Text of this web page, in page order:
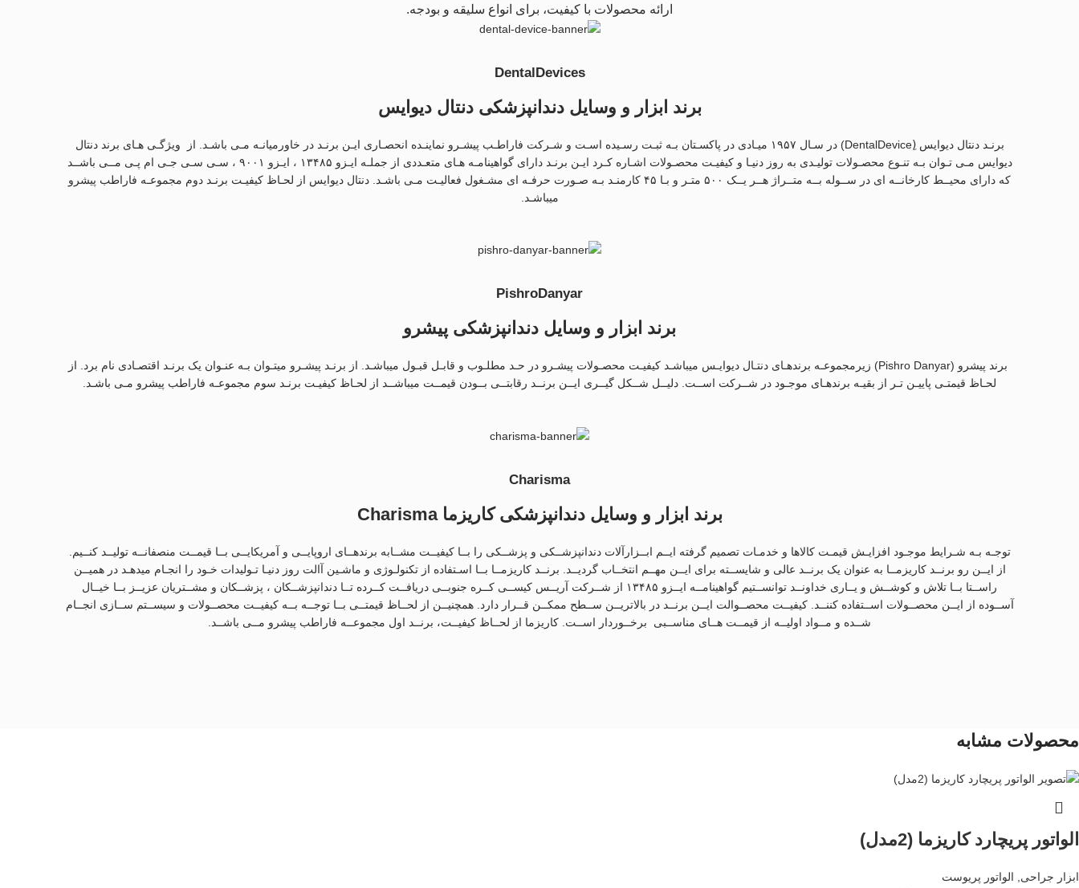
ارائه محصولات با کیفیت، برای انواع سلیقه و بودجه.
DentalDevices
برند ابزار و وسایل دندانپزشکی دنتال دیوایس
برنـد دنتال دیوایس (ِDentalDevice) در سـال ۱۹۵۷ میـادی در پاکسـتان بـه ثبـت رسـیده اسـت و شـرکت فاراطـب پیشـرو نماینـده انحصـاری ایـن برنـد در خاورمیانـه مـی باشـد. از ویژگـی هـای برند دنتال
دیوایس مـی تـوان بـه تنـوع محصـولات تولیـدی به روز دنیـا و کیفیـت محصـولات اشـاره کـرد ایـن برنـد دارای گواهینامـه هـای متعـددی از جملـه ایـزو ۱۳۴۸۵ ، ایـزو ۹۰۰۱ ، سـی سـی جـی ام پـی مــی باشــد
که دارای محیــط کارخانــه ای در ســوله بــه متــراژ هــر یــک ۵۰۰ متـر و بـا ۴۵ کارمنـد بـه صـورت حرفـه ای مشـغول فعالیـت مـی باشـد. دنتال دیوایس از لحـاظ کیفیـت برنـد دوم مجموعـه فاراطب پیشرو
میباشـد.
PishroDanyar
برند ابزار و وسایل دندانپزشکی پیشرو
برند پیشرو (Pishro Danyar) زیرمجموعـه برندهـای دنتـال دیوایـس میباشـد کیفیـت محصـولات پیشـرو در حـد مطلـوب و قابـل قبـول میباشـد. از برنـد پیشـرو میتـوان بـه عنـوان یک برنـد اقتصـادی نام برد. از
لحـاظ قیمتـی پاییـن تـر از بقیـه برندهـای موجـود در شــرکت اســت. دلیــل شــکل گیــری ایــن برنــد رقابتــی بــودن قیمــت میباشــد از لحـاظ کیفیـت برنـد سوم مجموعـه فاراطب پیشرو مـی باشـد.
Charisma
برند ابزار و وسایل دندانپزشکی کاریزما Charisma
توجـه بـه شـرایط موجـود افزایـش قیمـت کالاها و خدمـات تصمیم گرفته ایــم ابــزارآلات دندانپزشــکی و پزشــکی را بــا کیفیــت مشــابه برندهــای اروپایــی و آمریکایــی بــا قیمــت منصفانــه تولیــد کنــیم.
از ایــن رو برنــد کاریزمــا به عنوان یک برنــد عالی و شایســته برای ایــن مهــم انتخــاب گردیــد. برنــد کاریزمــا بــا اسـتفاده از تکنولـوژی و ماشـین آالت روز دنیـا تـولیدات خـود را انجـام میدهـد در همیــن
راســتا بــا تلاش و کوشــش و یــاری خداونــد توانســتیم گواهینامــه ایــزو ۱۳۴۸۵ از شــرکت آریــس کیســی کــره جنوبــی دریافــت کــرده تــا دندانپزشــکان ، پزشــکان و مشــتریان عزیــز بــا خیــال
آســوده از ایــن محصــولات اســتفاده کننــد. کیفیــت محصــوالت ایــن برنــد در بالاتریــن ســطح ممکــن قــرار دارد. همچنیــن از لحــاظ قیمتــی بــا توجــه بــه کیفیــت محصــولات و سیســتم ســازی انجــام
شــده و مــواد اولیــه از قیمــت هــای مناســبی برخــوردار اســت. کاریزما از لحــاظ کیفیــت، برنــد اول مجموعــه فاراطب پیشرو مــی باشــد.
محصولات مشابه
الواتور پریچارد کاریزما (2مدل)
ابزار جراحی الواتور پریوست